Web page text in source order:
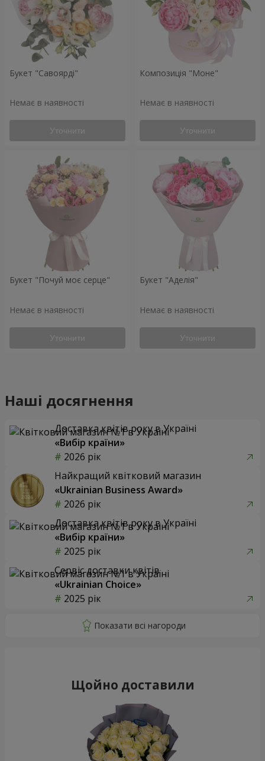
Букет "Савоярді"
Немає в наявності
Уточнити
Композиція "Моне"
Немає в наявності
Уточнити
Букет "Почуй моє серце"
Немає в наявності
Уточнити
Букет "Аделія"
Немає в наявності
Уточнити
Наші досягнення
Доставка квітів року в Україні
«Вибір країни»
2026 рік
Найкращий квітковий магазин
«Ukrainian Business Award»
2026 рік
Доставка квітів року в Україні
«Вибір країни»
2025 рік
Сервіс доставки квітів
«Ukrainian Choice»
2025 рік
Щойно доставили